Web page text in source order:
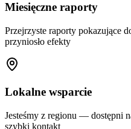
Miesięczne raporty
Przejrzyste raporty pokazujące
przyniosło efekty
Lokalne wsparcie
Jesteśmy z regionu — dostępni
szybki kontakt